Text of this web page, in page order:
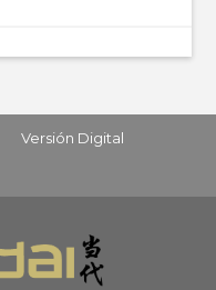
Versión Digital